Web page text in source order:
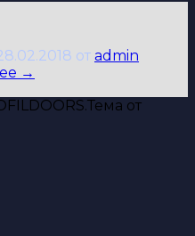
от admin
→
Тема от